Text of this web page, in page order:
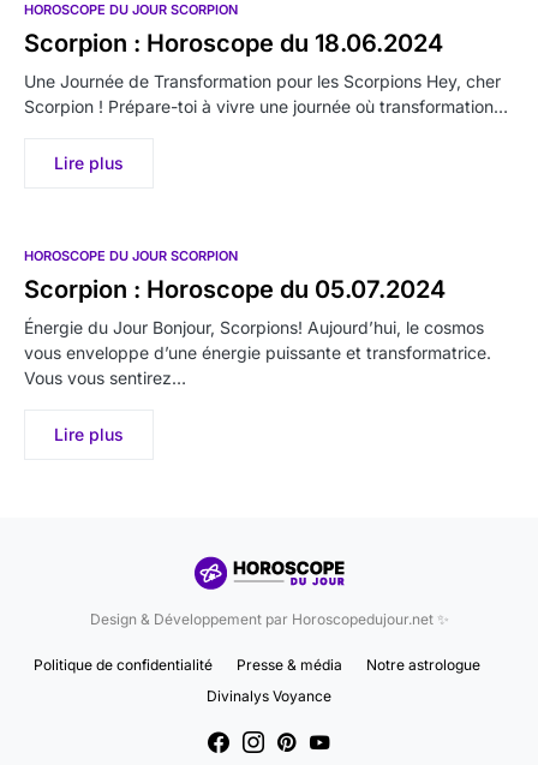
HOROSCOPE DU JOUR SCORPION
Scorpion : Horoscope du 18.06.2024
Une Journée de Transformation pour les Scorpions Hey, cher
Scorpion ! Prépare-toi à vivre une journée où transformation…
Lire plus
HOROSCOPE DU JOUR SCORPION
Scorpion : Horoscope du 05.07.2024
Énergie du Jour Bonjour, Scorpions! Aujourd’hui, le cosmos
vous enveloppe d’une énergie puissante et transformatrice.
Vous vous sentirez…
Lire plus
Design & Développement par Horoscopedujour.net ✨
Politique de confidentialité Presse & média
Notre astrologue
Divinalys Voyance